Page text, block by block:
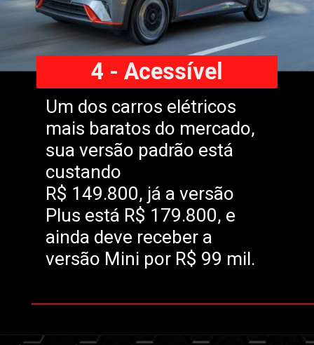
Um dos carros elétricos
mais baratos do mercado,
sua versão padrão está
custando
R$ 149.800, já a versão
Plus está R$ 179.800, e
ainda deve receber a
versão Mini por R$ 99 mil.
4 - Acessível